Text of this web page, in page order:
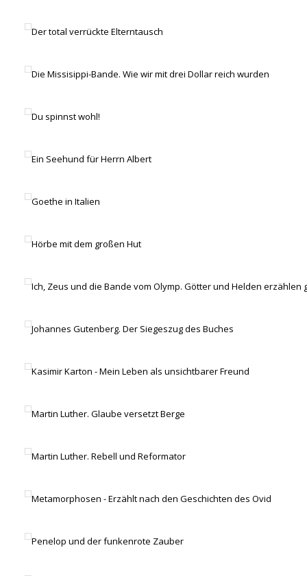
Der total verrückte Elterntausch
Die Missisippi-Bande. Wie wir mit drei Dollar reich wurden
Du spinnst wohl!
Ein Seehund für Herrn Albert
Goethe in Italien
Hörbe mit dem großen Hut
Ich, Zeus und die Bande vom Olymp. Götter und Helden erzählen
Johannes Gutenberg. Der Siegeszug des Buches
Kasimir Karton - Mein Leben als unsichtbarer Freund
Martin Luther. Glaube versetzt Berge
Martin Luther. Rebell und Reformator
Metamorphosen - Erzählt nach den Geschichten des Ovid
Penelop und der funkenrote Zauber